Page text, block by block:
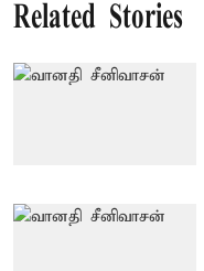
Related Stories